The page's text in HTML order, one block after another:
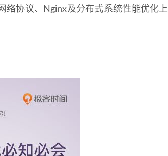
络协议、Nginx及分布式系统性能优化